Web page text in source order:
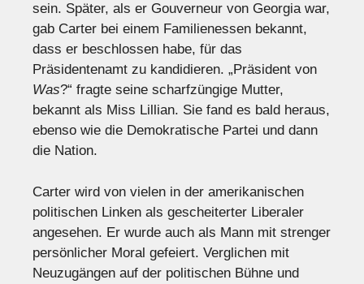
sein. Später, als er Gouverneur von Georgia war,
gab Carter bei einem Familienessen bekannt,
dass er beschlossen habe, für das
Präsidentenamt zu kandidieren. „Präsident von
Was?“ fragte seine scharfzüngige Mutter,
bekannt als Miss Lillian. Sie fand es bald heraus,
ebenso wie die Demokratische Partei und dann
die Nation.
Carter wird von vielen in der amerikanischen
politischen Linken als gescheiterter Liberaler
angesehen. Er wurde auch als Mann mit strenger
persönlicher Moral gefeiert. Verglichen mit
Neuzugängen auf der politischen Bühne und